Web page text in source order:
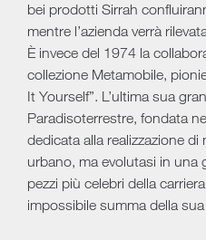
bei prodotti Sirrah
mentre l’azienda verrà
È invece del 1974 la
collezione Metamobile,
It Yourself”. L’ultima sua
Paradisoterrestre, fondata
dedicata alla realizzazione
urbano, ma evolutasi in una
pezzi più celebri della
impossibile summa della